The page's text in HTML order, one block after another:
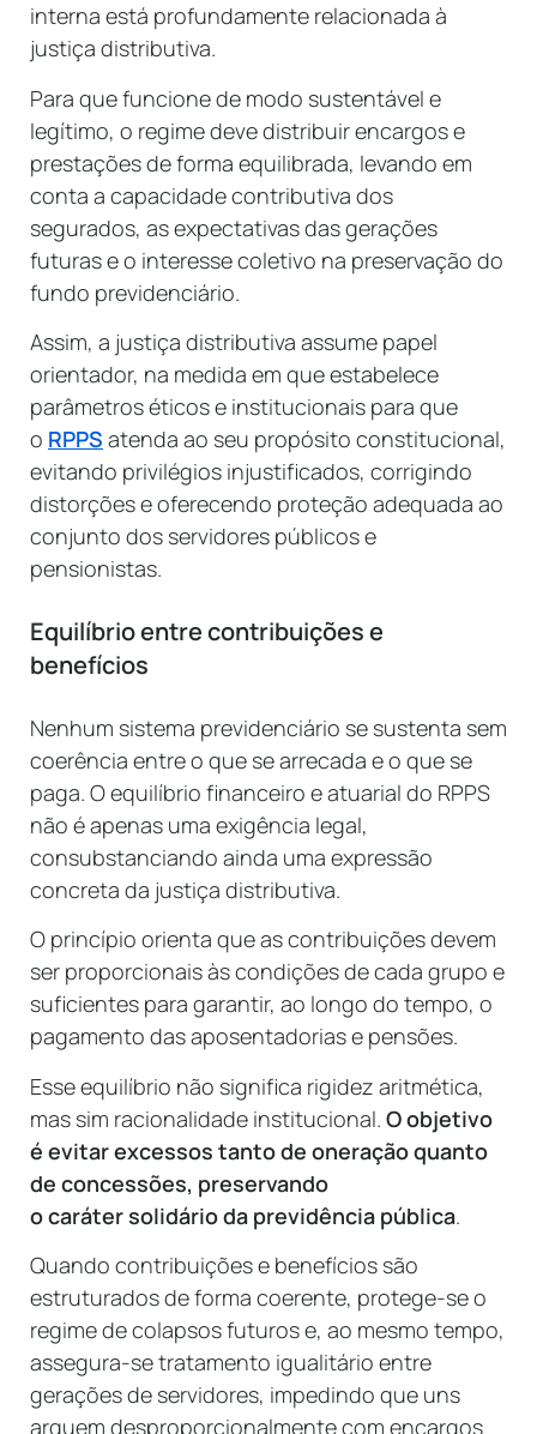
interna está profundamente relacionada à
justiça distributiva.
Para que funcione de modo sustentável e
legítimo, o regime deve distribuir encargos e
prestações de forma equilibrada, levando em
conta a capacidade contributiva dos
segurados, as expectativas das gerações
futuras e o interesse coletivo na preservação do
fundo previdenciário.
Assim, a justiça distributiva assume papel
orientador, na medida em que estabelece
parâmetros éticos e institucionais para que
o RPPS atenda ao seu propósito constitucional,
evitando privilégios injustificados, corrigindo
distorções e oferecendo proteção adequada ao
conjunto dos servidores públicos e
pensionistas.
Equilíbrio entre contribuições e
benefícios
Nenhum sistema previdenciário se sustenta sem
coerência entre o que se arrecada e o que se
paga. O equilíbrio financeiro e atuarial do RPPS
não é apenas uma exigência legal,
consubstanciando ainda uma expressão
concreta da justiça distributiva.
O princípio orienta que as contribuições devem
ser proporcionais às condições de cada grupo e
suficientes para garantir, ao longo do tempo, o
pagamento das aposentadorias e pensões.
Esse equilíbrio não significa rigidez aritmética,
mas sim racionalidade institucional. O objetivo
é evitar excessos tanto de oneração quanto
de concessões, preservando
o caráter solidário da previdência pública.
Quando contribuições e benefícios são
estruturados de forma coerente, protege-se o
regime de colapsos futuros e, ao mesmo tempo,
assegura-se tratamento igualitário entre
gerações de servidores, impedindo que uns
arquem desproporcionalmente com encargos